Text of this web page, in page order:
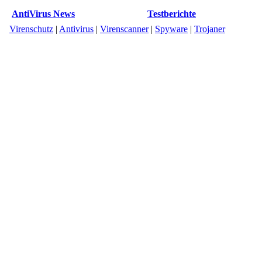
AntiVirus News
Testberichte
Virenschutz | Antivirus | Virenscanner| Spyware | Trojaner